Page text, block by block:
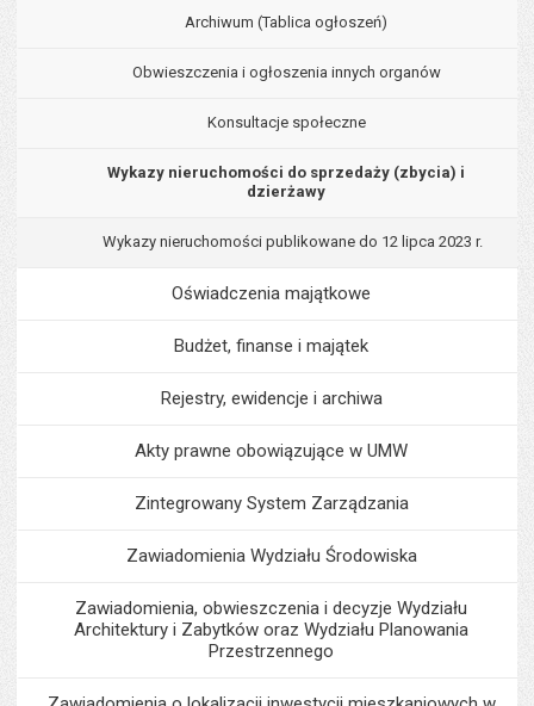
Archiwum (Tablica ogłoszeń)
Obwieszczenia i ogłoszenia innych organów
Konsultacje społeczne
Wykazy nieruchomości do sprzedaży (zbycia) i
dzierżawy
Wykazy nieruchomości publikowane do 12 lipca 2023 r.
Oświadczenia majątkowe
Budżet, finanse i majątek
Rejestry, ewidencje i archiwa
Akty prawne obowiązujące w UMW
Zintegrowany System Zarządzania
Zawiadomienia Wydziału Środowiska
Zawiadomienia, obwieszczenia i decyzje Wydziału
Architektury i Zabytków oraz Wydziału Planowania
Przestrzennego